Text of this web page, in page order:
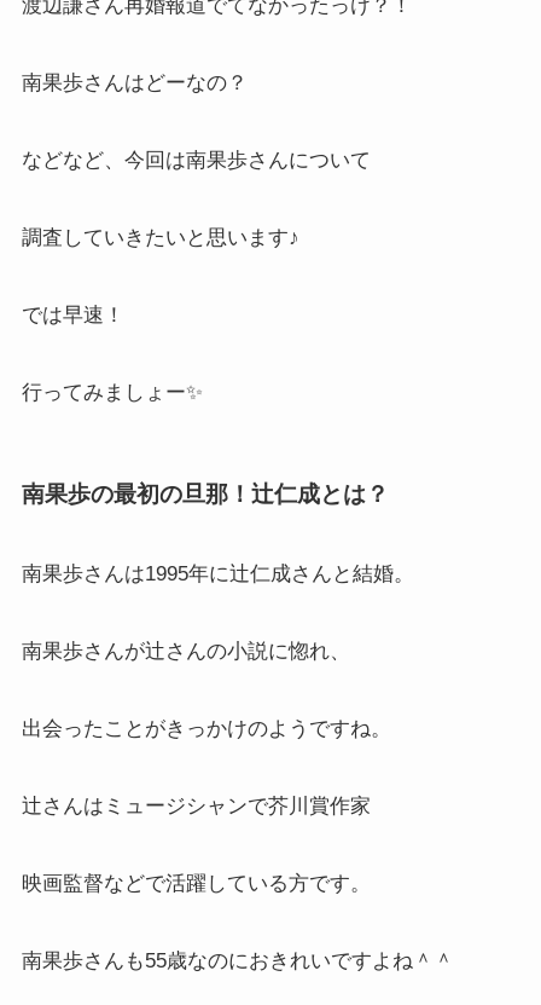
渡辺謙さん再婚報道でてなかったっけ？！
南果歩さんはどーなの？
などなど、今回は南果歩さんについて
調査していきたいと思います♪
では早速！
行ってみましょー✨
南果歩の最初の旦那！辻仁成とは？
南果歩さんは1995年に辻仁成さんと結婚。
南果歩さんが辻さんの小説に惚れ、
出会ったことがきっかけのようですね。
辻さんはミュージシャンで芥川賞作家
映画監督などで活躍している方です。
南果歩さんも55歳なのにおきれいですよね＾＾